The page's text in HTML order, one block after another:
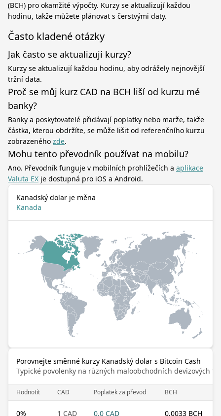
(BCH) pro okamžité výpočty. Kurzy se aktualizují každou
hodinu, takže můžete plánovat s čerstvými daty.
Často kladené otázky
Jak často se aktualizují kurzy?
Kurzy se aktualizují každou hodinu, aby odrážely nejnovější
tržní data.
Proč se můj kurz CAD na BCH liší od kurzu mé
banky?
Banky a poskytovatelé přidávají poplatky nebo marže, takže
částka, kterou obdržíte, se může lišit od referenčního kurzu
zobrazeného zde.
Mohu tento převodník používat na mobilu?
Ano. Převodník funguje v mobilních prohlížečích a aplikace
Valuta EX je dostupná pro iOS a Android.
Kanadský dolar je měna
Kanada
Porovnejte směnné kurzy Kanadský dolar s Bitcoin Cash
Typické povolenky na různých maloobchodních devizových
Hodnotit CAD Poplatek za převod BCH
0% 1 CAD 0.0 CAD 0.0033 BCH